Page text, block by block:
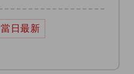
當日最新